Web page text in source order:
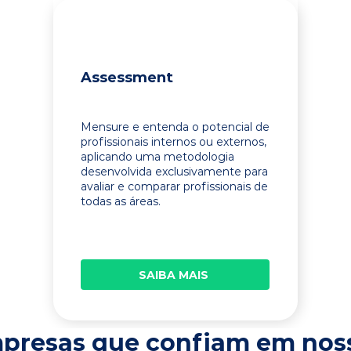
Assessment
Mensure e entenda o potencial de
profissionais internos ou externos,
aplicando uma metodologia
desenvolvida exclusivamente para
avaliar e comparar profissionais de
todas as áreas.
SAIBA MAIS
que confiam em